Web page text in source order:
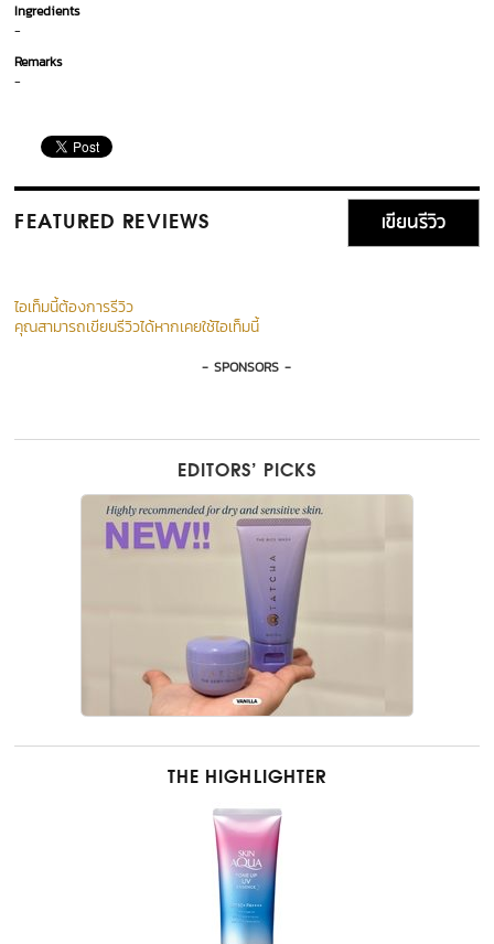
Ingredients
-
Remarks
-
FEATURED REVIEWS เขียนรีวิว
ไอเท็มนี้ต้องการรีวิว
คุณสามารถเขียนรีวิวได้หากเคยใช้ไอเท็มนี้
- SPONSORS -
EDITORS’ PICKS
THE HIGHLIGHTER